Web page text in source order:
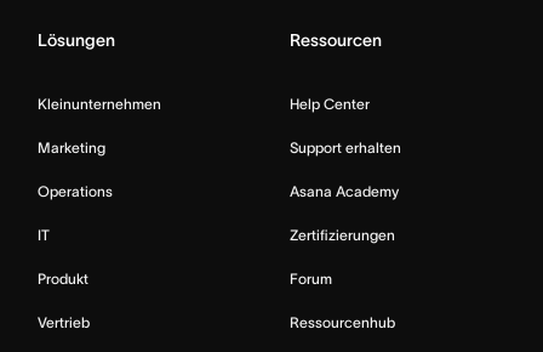
Lösungen
Kleinunternehmen
Marketing
Operations
IT
Produkt
Vertrieb
Ressourcen
Help Center
Support erhalten
Asana Academy
Zertifizierungen
Forum
Ressourcenhub